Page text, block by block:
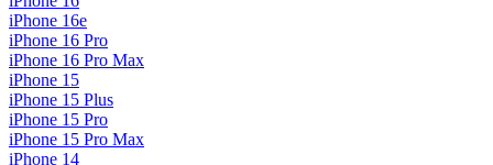
iPhone 16e
iPhone 16 Pro
iPhone 16 Pro Max
iPhone 15
iPhone 15 Plus
iPhone 15 Pro
iPhone 15 Pro Max
iPhone 14